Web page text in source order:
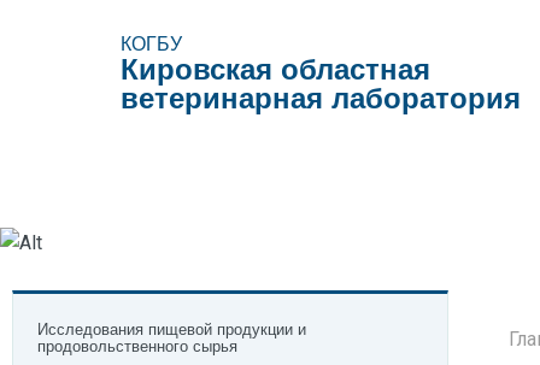
КОГБУ
Кировская областная
ветеринарная лаборатория
Исследования пищевой продукции и
продовольственного сырья